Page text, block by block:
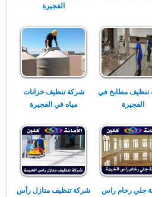
الفجيرة
تنظيف مطابخ في
الفجيرة
شركة تنظيف خزانات
مياه في الفجيرة
جلي رخام راس
شركة تنظيف منازل رأس